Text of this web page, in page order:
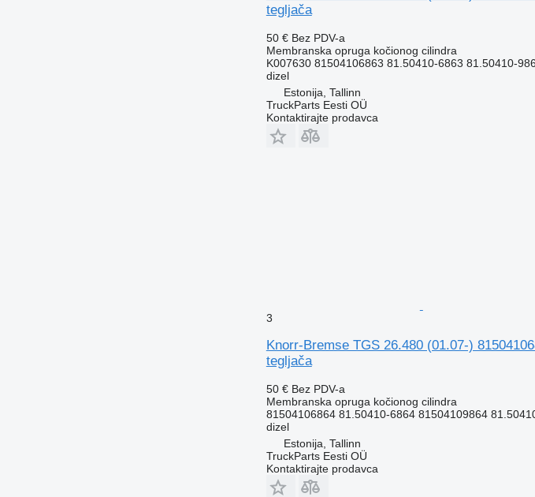
tegljača
50 € Bez PDV-a
Membranska opruga kočionog cilindra
K007630 81504106863 81.50410-6863 81.50410-
dizel
Estonija, Tallinn
TruckParts Eesti OÜ
Kontaktirajte prodavca
3
Knorr-Bremse TGS 26.480 (01.07-)
tegljača
50 € Bez PDV-a
Membranska opruga kočionog cilindra
81504106864 81.50410-6864 81504109864
dizel
Estonija, Tallinn
TruckParts Eesti OÜ
Kontaktirajte prodavca